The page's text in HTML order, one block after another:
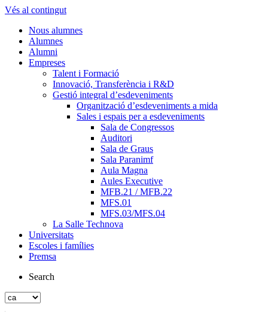
Vés al contingut
Nous alumnes
Alumnes
Alumni
Empreses
Talent i Formació
Innovació, Transferència i R&D
Gestió integral d’esdeveniments
Organització d’esdeveniments a mida
Sales i espais per a esdeveniments
Sala de Congressos
Auditori
Sala de Graus
Sala Paranimf
Aula Magna
Aules Executive
MFB.21 / MFB.22
MFS.01
MFS.03/MFS.04
La Salle Technova
Universitats
Escoles i famílies
Premsa
Search